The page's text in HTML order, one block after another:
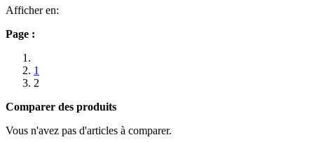
Afficher en:
Page :
1
2
Comparer des produits
Vous n'avez pas d'articles à comparer.